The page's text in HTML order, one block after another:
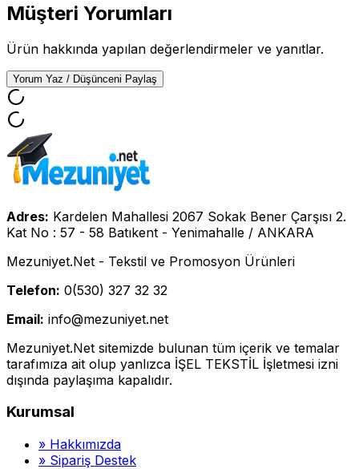
Müşteri Yorumları
Ürün hakkında yapılan değerlendirmeler ve yanıtlar.
Yorum Yaz / Düşünceni Paylaş
Adres: Kardelen Mahallesi 2067 Sokak Bener Çarşısı 2.
Kat No : 57 - 58 Batıkent - Yenimahalle / ANKARA
Mezuniyet.Net - Tekstil ve Promosyon Ürünleri
Telefon: 0(530) 327 32 32
Email: info@mezuniyet.net
Mezuniyet.Net sitemizde bulunan tüm içerik ve temalar
tarafımıza ait olup yanlızca İŞEL TEKSTİL İşletmesi izni
dışında paylaşıma kapalıdır.
Kurumsal
» Hakkımızda
» Sipariş Destek